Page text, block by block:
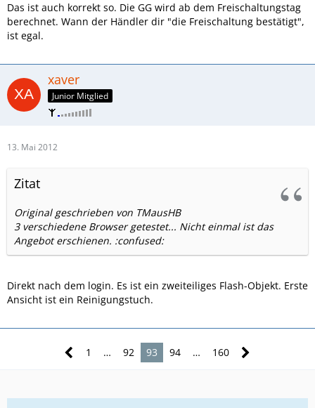
Das ist auch korrekt so. Die GG wird ab dem Freischaltungstag
berechnet. Wann der Händler dir "die Freischaltung bestätigt",
ist egal.
xaver
Junior Mitglied
13. Mai 2012
Zitat
Original geschrieben von TMausHB
3 verschiedene Browser getestet... Nicht einmal ist das
Angebot erschienen. :confused:
Direkt nach dem login. Es ist ein zweiteiliges Flash-Objekt. Erste
Ansicht ist ein Reinigungstuch.
1 … 92 93 94 … 160